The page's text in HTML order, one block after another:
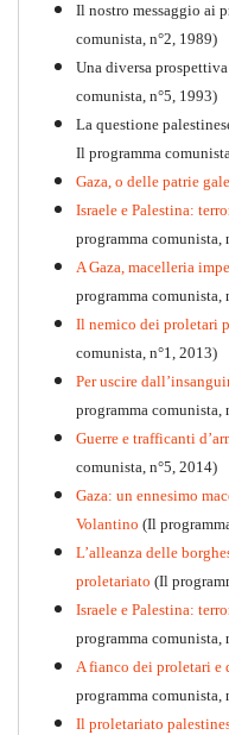
Per la difesa
Il nostro messaggio ai
comunista, n°2, 1989)
Una diversa
comunista, n°5, 1993)
La questione
Il programma
Gaza, o delle patrie
Israele e Palestina:
programma comunista,
A Gaza, macelleria
programma comunista,
Il nemico dei proletari
comunista, n°1, 2013)
Per uscire
programma comunista,
Guerre e trafficanti
comunista, n°5, 2014)
Gaza: un ennesimo
Volantino (Il
L’alleanza delle
proletariato (Il
Israele e Palestina:
programma comunista,
A fianco dei proletari e
programma comunista,
Il proletariato